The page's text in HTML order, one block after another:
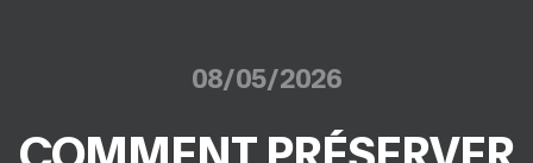
08/05/2026
COMMENT PRÉSERVER